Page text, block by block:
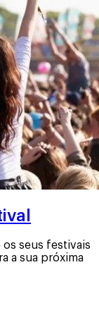
os seus festivais
a sua próxima